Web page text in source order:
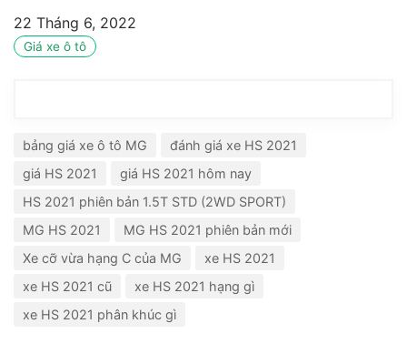
22 Tháng 6, 2022
Giá xe ô tô
bảng giá xe ô tô MG
đánh giá xe HS 2021
giá HS 2021
giá HS 2021 hôm nay
HS 2021 phiên bản 1.5T STD (2WD SPORT)
MG HS 2021
MG HS 2021 phiên bản mới
Xe cỡ vừa hạng C của MG
xe HS 2021
xe HS 2021 cũ
xe HS 2021 hạng gì
xe HS 2021 phân khúc gì